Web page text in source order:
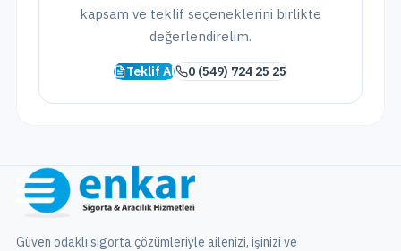
kapsam ve teklif seçeneklerini birlikte
değerlendirelim.
Teklif Al 0 (549) 724 25 25
Güven odaklı sigorta çözümleriyle ailenizi, işinizi ve